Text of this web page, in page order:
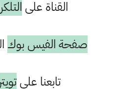
القناة على
صفحة الفيس بوك
تابعنا علىتويتر